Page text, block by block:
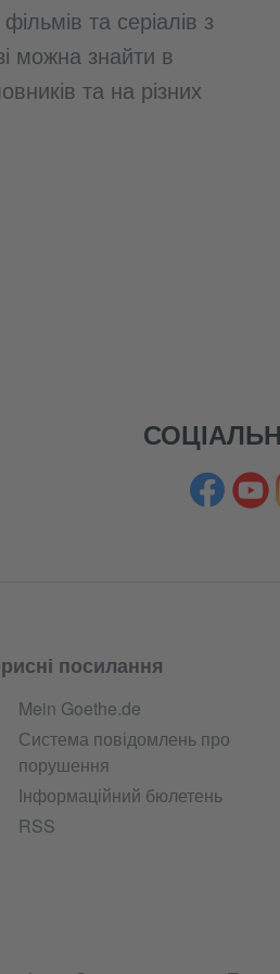
та серіалів з
можна знайти в
та на різних
посилання
Mein Goethe.de
Система повідомлень про
порушення
Інформаційний бюлетень
RSS